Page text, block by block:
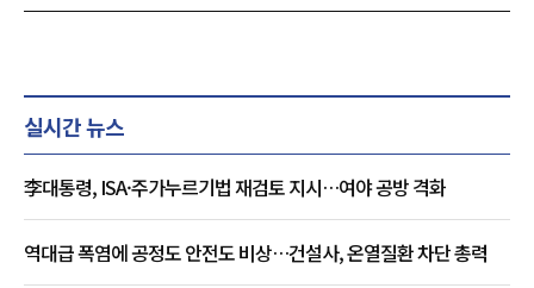
실시간 뉴스
李대통령, ISA·주가누르기법 재검토 지시…여야 공방 격화
역대급 폭염에 공정도 안전도 비상…건설사, 온열질환 차단 총력